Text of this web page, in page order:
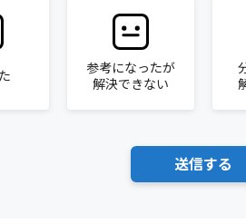
参考になったが
解決できない